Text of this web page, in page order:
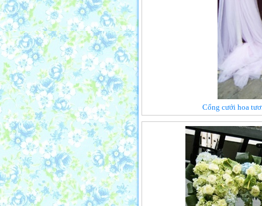
Cổng cưới hoa